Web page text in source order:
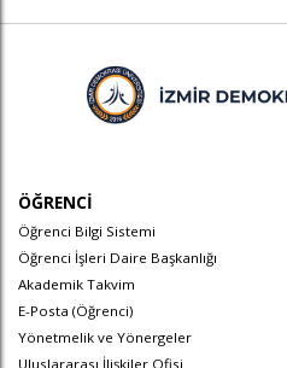
ÖĞRENCİ
Öğrenci Bilgi Sistemi
Öğrenci İşleri Daire Başkanlığı
Akademik Takvim
E-Posta (Öğrenci)
Yönetmelik ve Yönergeler
Uluslararası İlişkiler Ofisi